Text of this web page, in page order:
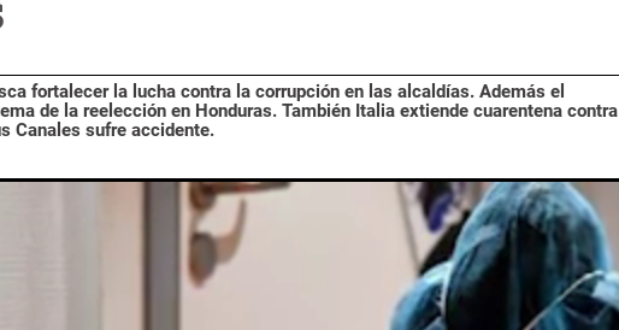
fortalecer la lucha contra la corrupción en las alcaldías. Además el
de la reelección en Honduras. También Italia extiende cuarentena contra
Canales sufre accidente.